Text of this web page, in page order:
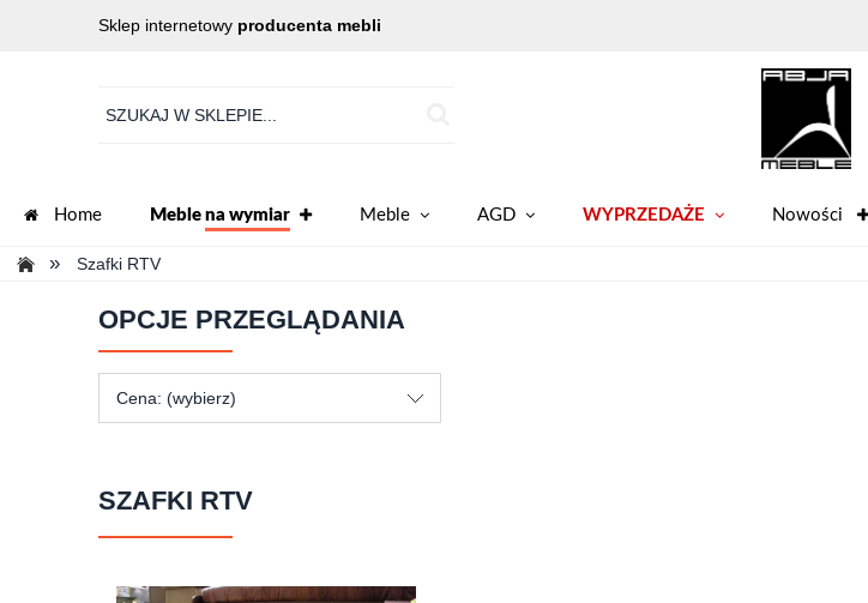
Sklep internetowy producenta mebli
Home Meble na wymiar Meble AGD WYPRZEDAŻE Nowości
» Szafki RTV
OPCJE PRZEGLĄDANIA
Cena: (wybierz)
SZAFKI RTV